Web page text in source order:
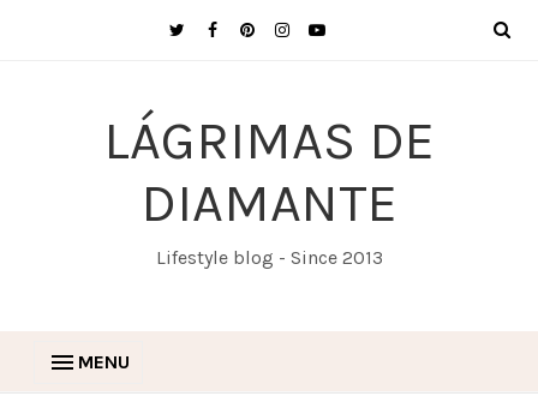
LÁGRIMAS DE
DIAMANTE
Lifestyle blog - Since 2013
MENU